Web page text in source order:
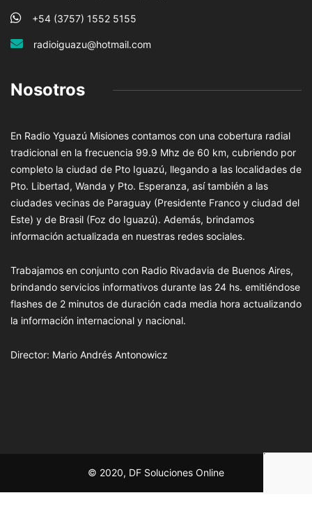
+54 (3757) 1552 5155
radioiguazu@hotmail.com
Nosotros
En Radio Yguazú Misiones contamos con una cobertura radial
tradicional en la frecuencia 99.9 Mhz de 60 km, cubriendo por
completo la ciudad de Pto Iguazú, llegando a las localidades de
Pto. Libertad, Wanda y Pto. Esperanza, así también a las
ciudades vecinas de Paraguay (Presidente Franco y ciudad del
Este) y de Brasil (Foz do Iguazú). Además, brindamos
información actualizada en nuestras redes sociales.
Trabajamos en conjunto con Radio Rivadavia de Buenos Aires,
brindando servicios informativos durante las 24 hs. emitiéndose
flashes de 2 minutos de duración cada media hora actualizando
la información internacional y nacional.
Director: Mario Andrés Antonowicz
© 2020, DF Soluciones Online